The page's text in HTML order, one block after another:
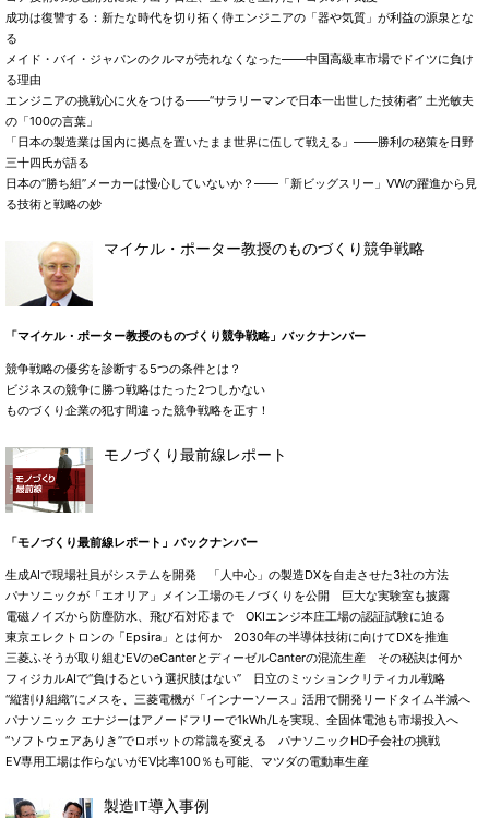
成功は復讐する：新たな時代を切り拓く侍エンジニアの「器や気質」が利益の源泉とな
る
メイド・バイ・ジャパンのクルマが売れなくなった――中国高級車市場でドイツに負け
る理由
エンジニアの挑戦心に火をつける――“サラリーマンで日本一出世した技術者” 土光敏夫
の「100の言葉」
「日本の製造業は国内に拠点を置いたまま世界に伍して戦える」――勝利の秘策を日野
三十四氏が語る
日本の“勝ち組”メーカーは慢心していないか？――「新ビッグスリー」VWの躍進から見
る技術と戦略の妙
マイケル・ポーター教授のものづくり競争戦略
「マイケル・ポーター教授のものづくり競争戦略」バックナンバー
競争戦略の優劣を診断する5つの条件とは？
ビジネスの競争に勝つ戦略はたった2つしかない
ものづくり企業の犯す間違った競争戦略を正す！
モノづくり最前線レポート
「モノづくり最前線レポート」バックナンバー
生成AIで現場社員がシステムを開発 「人中心」の製造DXを自走させた3社の方法
パナソニックが「エオリア」メイン工場のモノづくりを公開 巨大な実験室も披露
電磁ノイズから防塵防水、飛び石対応まで OKIエンジ本庄工場の認証試験に迫る
東京エレクトロンの「Epsira」とは何か 2030年の半導体技術に向けてDXを推進
三菱ふそうが取り組むEVのeCanterとディーゼルCanterの混流生産 その秘訣は何か
フィジカルAIで“負けるという選択肢はない” 日立のミッションクリティカル戦略
“縦割り組織”にメスを、三菱電機が「インナーソース」活用で開発リードタイム半減へ
パナソニック エナジーはアノードフリーで1kWh/Lを実現、全固体電池も市場投入へ
“ソフトウェアありき”でロボットの常識を変える パナソニックHD子会社の挑戦
EV専用工場は作らないがEV比率100％も可能、マツダの電動車生産
製造IT導入事例